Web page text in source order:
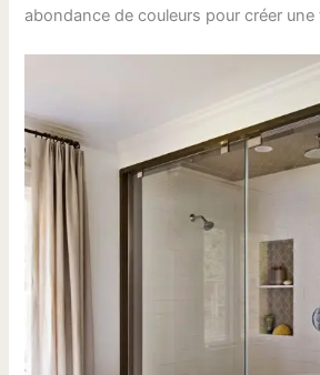
abondance de couleurs pour créer une